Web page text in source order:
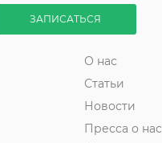
ЗАПИСАТЬСЯ
О нас
Статьи
Новости
Пресса о нас